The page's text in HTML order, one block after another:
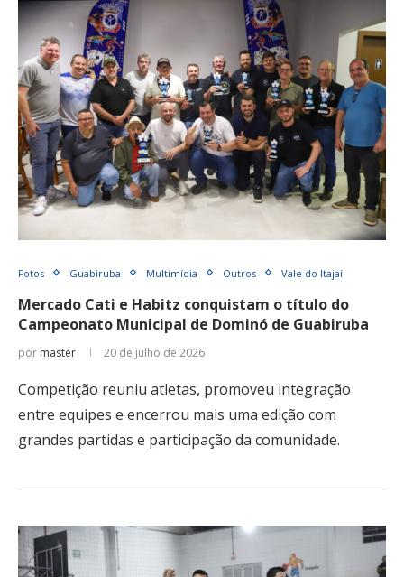
Fotos Guabiruba Multimídia Outros Vale do Itajaí
Mercado Cati e Habitz conquistam o título do
Campeonato Municipal de Dominó de Guabiruba
por master 20 de julho de 2026
Competição reuniu atletas, promoveu integração
entre equipes e encerrou mais uma edição com
grandes partidas e participação da comunidade.